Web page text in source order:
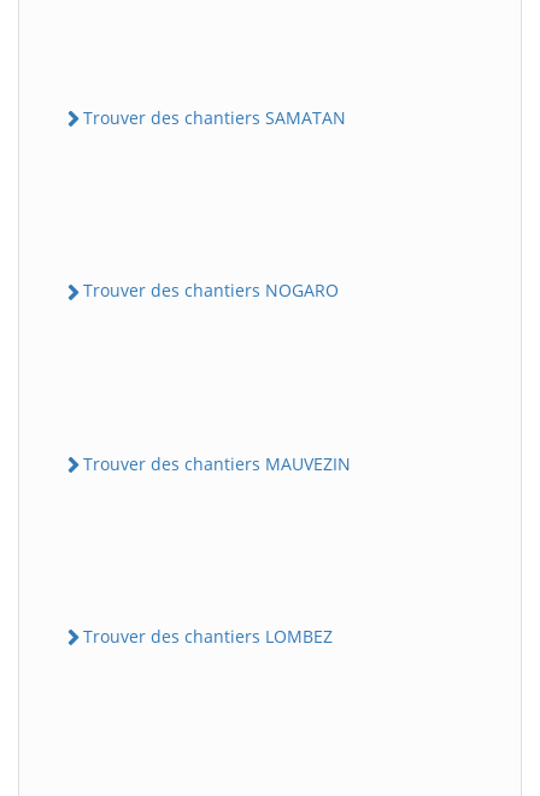
Trouver des chantiers SAMATAN
Trouver des chantiers NOGARO
Trouver des chantiers MAUVEZIN
Trouver des chantiers LOMBEZ